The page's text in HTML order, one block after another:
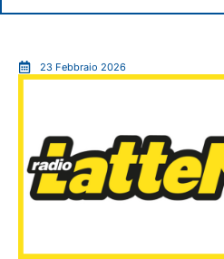
23 Febbraio 2026